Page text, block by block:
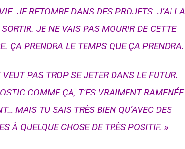
JE RETOMBE DANS DES PROJETS. J’AI LA
JE NE VAIS PAS MOURIR DE CETTE
ÇA PRENDRA LE TEMPS QUE ÇA PRENDRA.
VEUT PAS TROP SE JETER DANS LE FUTUR.
COMME ÇA, T’ES VRAIMENT RAMENÉE
MAIS TU SAIS TRÈS BIEN QU’AVEC DES
À QUELQUE CHOSE DE TRÈS POSITIF. »